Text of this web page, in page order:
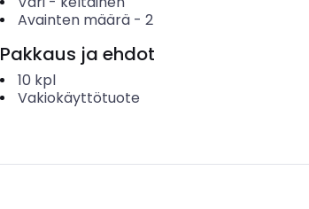
Avainten määrä- 2
Pakkaus ja ehdot
10 kpl
Vakiokäyttötuote